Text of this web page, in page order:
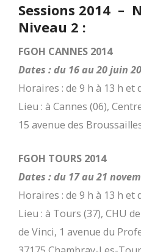
Sessions 2014 –
Niveau 2 :
FGOH CANNES 2014
Dates : du 16 au 20 juin
Horaires : de 9 h à 13 h et
Lieu : à Cannes (06),
15 avenue des
FGOH TOURS 2014
Dates : du 17 au 21
Horaires : de 9 h à 13 h et
Lieu : à Tours (37), CHU
de Vinci, 1 avenue du